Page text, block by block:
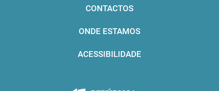
CONTACTOS
ONDE ESTAMOS
ACESSIBILIDADE